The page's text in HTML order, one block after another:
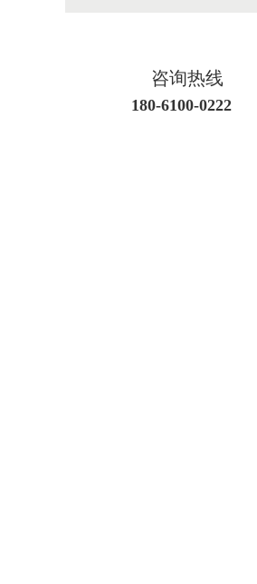
咨询热线
180-6100-0222